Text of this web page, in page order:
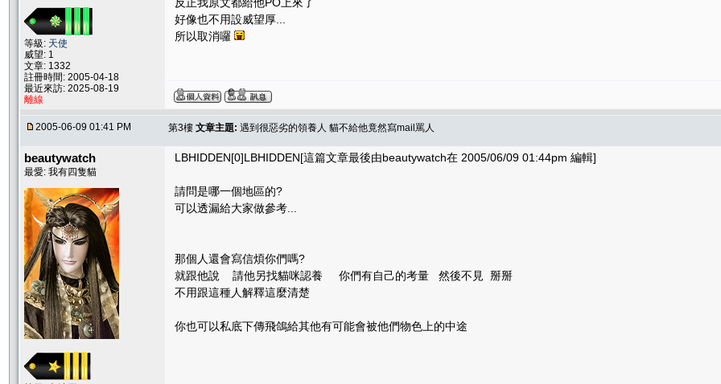
等級: 天使
威望: 1
文章: 1332
註冊時間: 2005-04-18
最近來訪: 2025-08-19
離線
好像也不用設威望厚...
所以取消囉
2005-06-09 01:41 PM 第3樓 文章主題: 遇到很惡劣的領養人 貓不給他竟然寫mail罵人
beautywatch
最愛: 我有四隻貓
LBHIDDEN[0]LBHIDDEN[這篇文章最後由beautywatch在 2005/06/09 01:44pm 編輯]
請問是哪一個地區的?
可以透漏給大家做參考...
那個人還會寫信煩你們嗎?
就跟他說 請他另找貓咪認養 你們有自己的考量 然後不見 掰掰
不用跟這種人解釋這麼清楚
你也可以私底下傳飛鴿給其他有可能會被他們物色上的中途